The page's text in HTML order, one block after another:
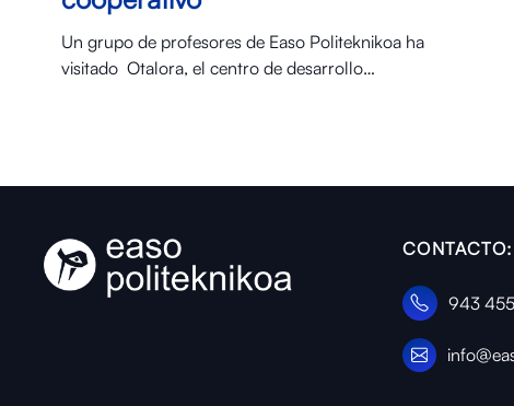
Un grupo de profesores de Easo Politeknikoa ha
visitado Otalora⁠, el centro de desarrollo…
CONTACTO:
943